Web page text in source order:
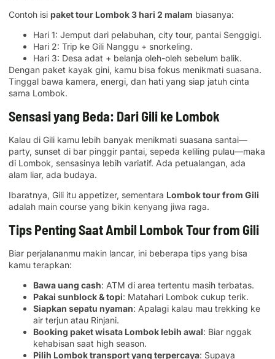
Contoh isi paket tour Lombok 3 hari 2 malam biasanya:
Hari 1: Jemput dari pelabuhan, city tour, pantai Senggigi.
Hari 2: Trip ke Gili Nanggu + snorkeling.
Hari 3: Desa adat + belanja oleh-oleh sebelum balik.
Dengan paket kayak gini, kamu bisa fokus menikmati suasana.
Tinggal bawa kamera, energi, dan hati yang siap jatuh cinta
sama Lombok.
Sensasi yang Beda: Dari Gili ke Lombok
Kalau di Gili kamu lebih banyak menikmati suasana santai—
party, sunset di bar pinggir pantai, sepeda keliling pulau—maka
di Lombok, sensasinya lebih variatif. Ada petualangan, ada
alam liar, ada budaya.
Ibaratnya, Gili itu appetizer, sementara Lombok tour from Gili
adalah main course yang bikin kenyang jiwa raga.
Tips Penting Saat Ambil Lombok Tour from Gili
Biar perjalananmu makin lancar, ini beberapa tips yang bisa
kamu terapkan:
Bawa uang cash: ATM di area tertentu masih terbatas.
Pakai sunblock & topi: Matahari Lombok cukup terik.
Siapkan sepatu nyaman: Apalagi kalau mau trekking ke
air terjun atau Rinjani.
Booking paket wisata Lombok lebih awal: Biar nggak
kehabisan saat high season.
Pilih Lombok transport yang terpercaya: Supaya